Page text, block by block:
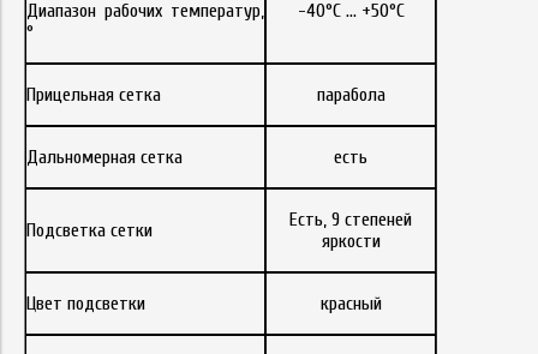
Диапазон рабочих температур,
°
-40°С … +50°С
Прицельная сетка парабола
Дальномерная сетка есть
Подсветка сетки
Есть, 9 степеней
яркости
Цвет подсветки красный